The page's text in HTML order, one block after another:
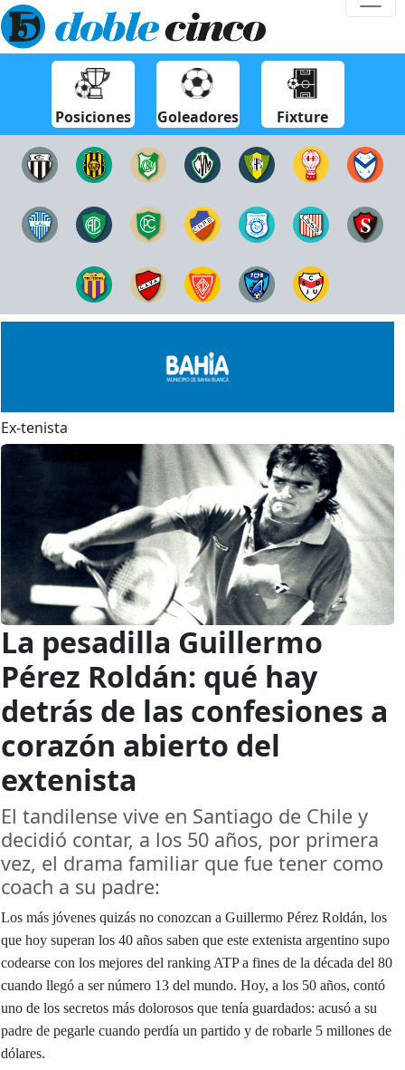
Posiciones Goleadores Fixture
Ex-tenista
La pesadilla Guillermo
Pérez Roldán: qué hay
detrás de las confesiones a
corazón abierto del
extenista
El tandilense vive en Santiago de Chile y
decidió contar, a los 50 años, por primera
vez, el drama familiar que fue tener como
coach a su padre:
Los más jóvenes quizás no conozcan a Guillermo Pérez Roldán, los
que hoy superan los 40 años saben que este extenista argentino supo
codearse con los mejores del ranking ATP a fines de la década del 80
cuando llegó a ser número 13 del mundo. Hoy, a los 50 años, contó
uno de los secretos más dolorosos que tenía guardados: acusó a su
padre de pegarle cuando perdía un partido y de robarle 5 millones de
dólares.